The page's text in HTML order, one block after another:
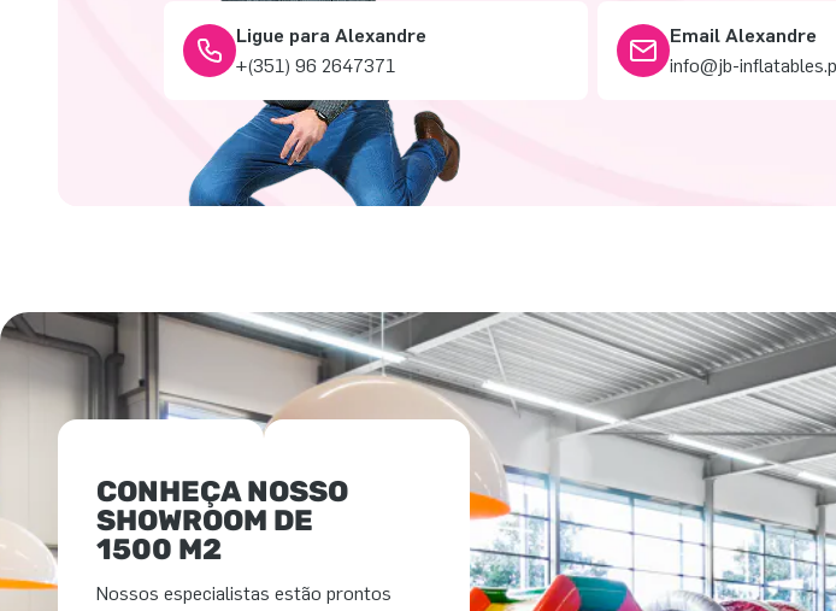
Ligue para Alexandre
+(351) 96 2647371
Email Alexandre
info@jb-
CONHEÇA NOSSO
SHOWROOM DE
1500 M2
Nossos especialistas estão prontos